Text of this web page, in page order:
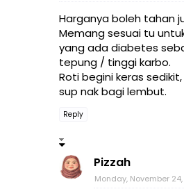
Harganya boleh tahan
Memang sesuai tu
yang ada diabetes
tepung / tinggi karbo.
Roti begini keras
sup nak bagi lembut.
Reply
Pizzah
Monday, November 24,